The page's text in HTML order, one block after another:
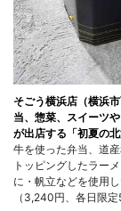
そごう横浜店（横浜
当、惣菜、スイーツ
が出店する「初夏の
牛を使った弁当、道
トッピングしたラー
に・帆立などを使用
（3,240円、各日限